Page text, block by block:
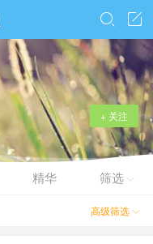


+ 关注
精华 筛选 
高级筛选 